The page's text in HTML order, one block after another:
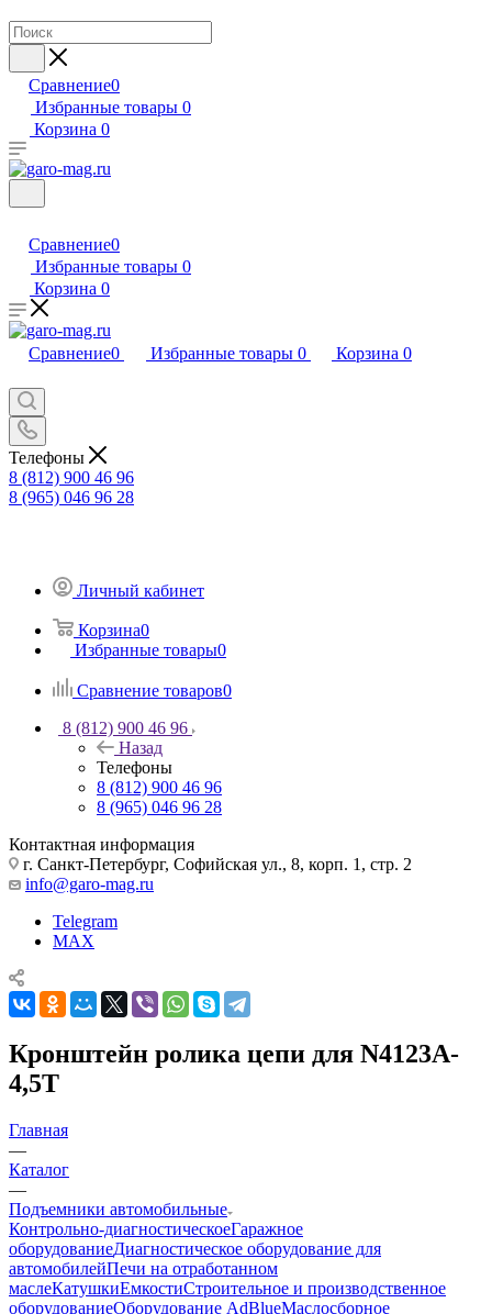
Сравнение0
Избранные товары 0
Корзина 0
Сравнение0
Избранные товары 0
Корзина 0
Сравнение0 Избранные товары 0 Корзина 0
Телефоны
8 (812) 900 46 96
8 (965) 046 96 28
Личный кабинет
Корзина0
Избранные товары0
Сравнение товаров0
8 (812) 900 46 96
Назад
Телефоны
8 (812) 900 46 96
8 (965) 046 96 28
Контактная информация
г. Санкт-Петербург, Софийская ул., 8, корп. 1, стр. 2
info@garo-mag.ru
Telegram
MAX
Кронштейн ролика цепи для N4123A-
4,5T
Главная
—
Каталог
—
Подъемники автомобильные
Контрольно-диагностическоеГаражное
оборудованиеДиагностическое оборудование для
автомобилейПечи на отработанном
маслеКатушкиЕмкостиСтроительное и производственное
оборудованиеОборудование AdBlueМаслосборное